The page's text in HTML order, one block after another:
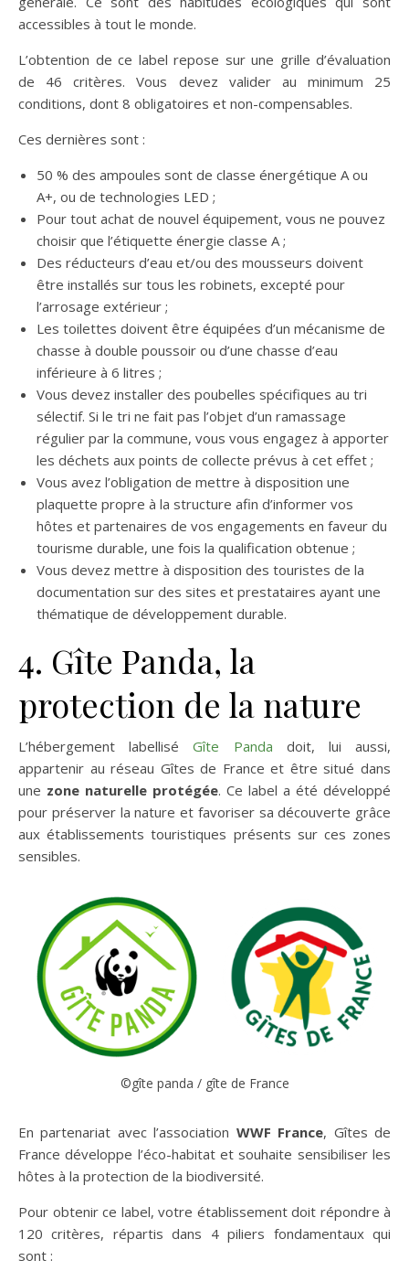
accessibles à tout le monde.
L’obtention de ce label repose sur une grille d’évaluation
de 46 critères. Vous devez valider au minimum 25
conditions, dont 8 obligatoires et non-compensables.
Ces dernières sont :
50 % des ampoules sont de classe énergétique A ou
A+, ou de technologies LED ;
Pour tout achat de nouvel équipement, vous ne pouvez
choisir que l’étiquette énergie classe A ;
Des réducteurs d’eau et/ou des mousseurs doivent
être installés sur tous les robinets, excepté pour
l’arrosage extérieur ;
Les toilettes doivent être équipées d’un mécanisme de
chasse à double poussoir ou d’une chasse d’eau
inférieure à 6 litres ;
Vous devez installer des poubelles spécifiques au tri
sélectif. Si le tri ne fait pas l’objet d’un ramassage
régulier par la commune, vous vous engagez à apporter
les déchets aux points de collecte prévus à cet effet ;
Vous avez l’obligation de mettre à disposition une
plaquette propre à la structure afin d’informer vos
hôtes et partenaires de vos engagements en faveur du
tourisme durable, une fois la qualification obtenue ;
Vous devez mettre à disposition des touristes de la
documentation sur des sites et prestataires ayant une
thématique de développement durable.
4. Gîte Panda, la
protection de la nature
L’hébergement labelliséGîte Panda doit, lui aussi,
appartenir au réseau Gîtes de France et être situé dans
une zone naturelle protégée. Ce label a été développé
pour préserver la nature et favoriser sa découverte grâce
aux établissements touristiques présents sur ces zones
sensibles.
©gîte panda / gîte de France
En partenariat avec l’association WWF France, Gîtes de
France développe l’éco-habitat et souhaite sensibiliser les
hôtes à la protection de la biodiversité.
Pour obtenir ce label, votre établissement doit répondre à
120 critères, répartis dans 4 piliers fondamentaux qui
sont :